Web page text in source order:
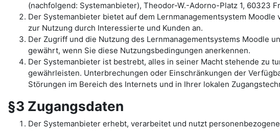
(nachfolgend: Systemanbieter), Theodor-W.-Adorno-Platz 1, 60323
Der Systemanbieter bietet auf dem Lernmanagementsystem
zur Nutzung durch Interessierte und Kunden an.
Der Zugriff und die Nutzung des Lernmanagementsystems Moodle
gewährt, wenn Sie diese Nutzungsbedingungen anerkennen.
Der Systemanbieter ist bestrebt, alles in seiner Macht stehende zu
gewährleisten. Unterbrechungen oder Einschränkungen der
Störungen im Bereich des Internets und in Ihrer lokalen
§3 Zugangsdaten
Der Systemanbieter erhebt, verarbeitet und nutzt